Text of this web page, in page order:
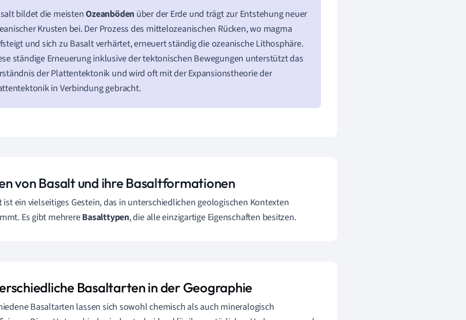
bildet die meistenOzeanböden über der Erde und trägt zur Entstehung neuer
Krusten bei. Der Prozess des mittelozeanischen Rücken, wo magma
und sich zu Basalt verhärtet, erneuert ständig die ozeanische Lithosphäre.
ständige Erneuerung inklusive der tektonischen Bewegungen unterstützt das
der Plattentektonik und wird oft mit der Expansionstheorie der
in Verbindung gebracht.
von Basalt und ihre Basaltformationen
ist ein vielseitiges Gestein, das in unterschiedlichen geologischen Kontexten
Es gibt mehrereBasalttypen, die alle einzigartige Eigenschaften besitzen.
Basaltarten in der Geographie
Basaltarten lassen sich sowohl chemisch als auch mineralogisch